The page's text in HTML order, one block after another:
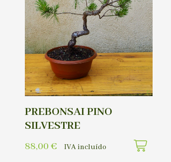
PREBONSAI PINO
SILVESTRE
88,00 € IVA incluído